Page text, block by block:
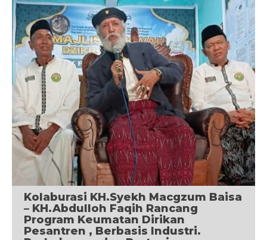
Kolaburasi KH.Syekh Macgzum Baisa
– KH.Abdulloh Faqih Rancang
Program Keumatan Dirikan
Pesantren , Berbasis Industri.